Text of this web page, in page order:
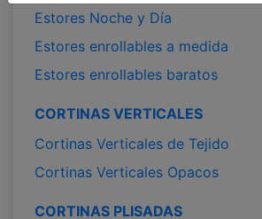
Estores Noche y Día
Estores enrollables a medida
Estores enrollables baratos
CORTINAS VERTICALES
Cortinas Verticales de Tejido
Cortinas Verticales Opacos
CORTINAS PLISADAS